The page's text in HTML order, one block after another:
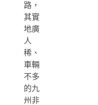
路，
其實
地廣
人
稀、
車輛
不多
的九
州非